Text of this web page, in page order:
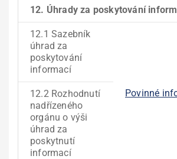
12. Úhrady za poskytování
12.1 Sazebník
úhrad za
poskytování
informací
Povinné
12.2 Rozhodnutí
nadřízeného
orgánu o výši
úhrad za
poskytnutí
informací